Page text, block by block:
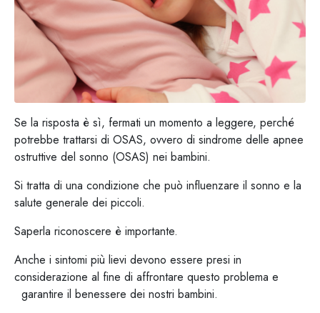
Se la risposta è sì, fermati un momento a leggere, perché
potrebbe trattarsi di OSAS, ovvero di sindrome delle apnee
ostruttive del sonno (OSAS) nei bambini.
Si tratta di una condizione che può influenzare il sonno e la
salute generale dei piccoli.
Saperla riconoscere è importante.
Anche i sintomi più lievi devono essere presi in
considerazione al fine di affrontare questo problema e
garantire il benessere dei nostri bambini.